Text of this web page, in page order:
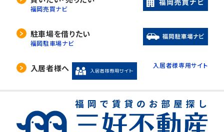
福岡売買ナビ
駐車場を借りたい
福岡駐車場ナビ
入居者様へ 入居者様専用サイト